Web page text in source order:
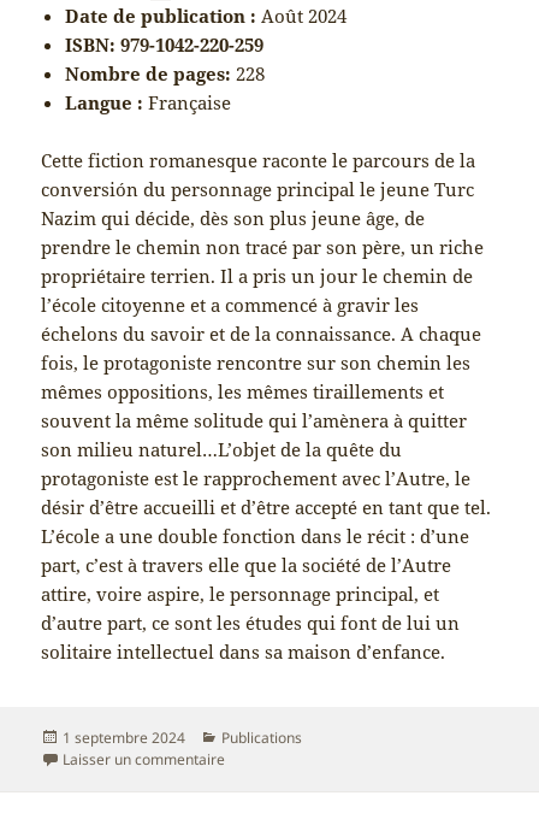
Date de publication : Août 2024
ISBN: 979-1042-220-259
Nombre de pages: 228
Langue : Française
Cette fiction romanesque raconte le parcours de la
conversión du personnage principal le jeune Turc
Nazim qui décide, dès son plus jeune âge, de
prendre le chemin non tracé par son père, un riche
propriétaire terrien. Il a pris un jour le chemin de
l’école citoyenne et a commencé à gravir les
échelons du savoir et de la connaissance. A chaque
fois, le protagoniste rencontre sur son chemin les
mêmes oppositions, les mêmes tiraillements et
souvent la même solitude qui l’amènera à quitter
son milieu naturel…L’objet de la quête du
protagoniste est le rapprochement avec l’Autre, le
désir d’être accueilli et d’être accepté en tant que tel.
L’école a une double fonction dans le récit : d’une
part, c’est à travers elle que la société de l’Autre
attire, voire aspire, le personnage principal, et
d’autre part, ce sont les études qui font de lui un
solitaire intellectuel dans sa maison d’enfance.
Publié
le
1 septembre 2024 Catégories
Publications
Laisser un commentairesur L’ombre du rebelle